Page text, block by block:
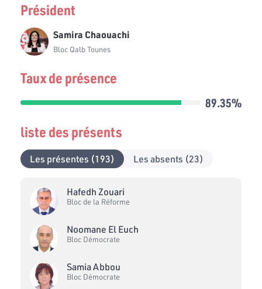
Président
Samira Chaouachi
Bloc Qalb Tounes
Taux de présence
89.35%
liste des présents
Les présentes (193) Les absents (23)
Hafedh Zouari
Bloc de la Réforme
Noomane El Euch
Bloc Démocrate
Samia Abbou
Bloc Démocrate